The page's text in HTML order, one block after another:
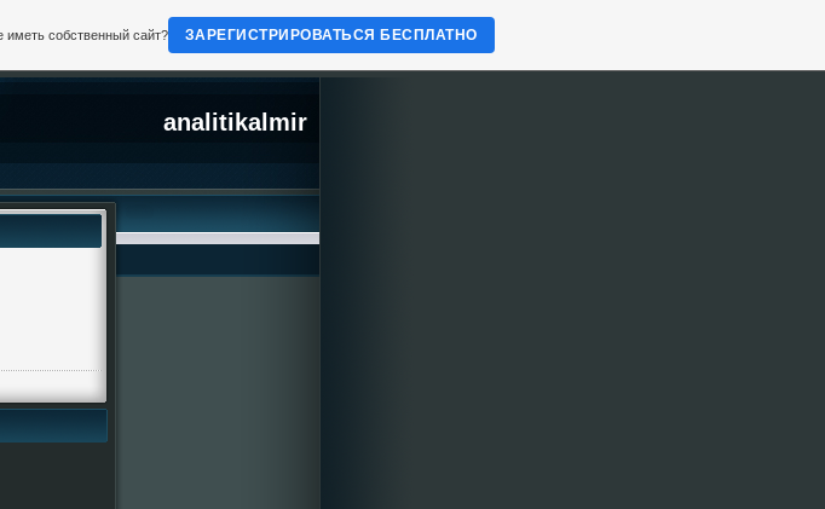
analitikalmir
иметь собственный сайт? ЗАРЕГИСТРИРОВАТЬСЯ БЕСПЛАТНО